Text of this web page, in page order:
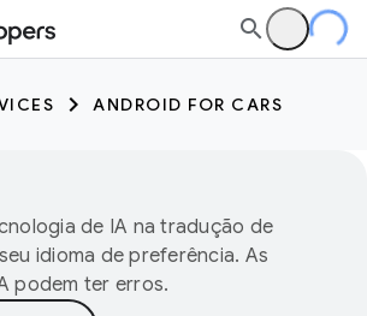
ANDROID FOR CARS
de IA na tradução de
idioma de preferência. As
podem ter erros.